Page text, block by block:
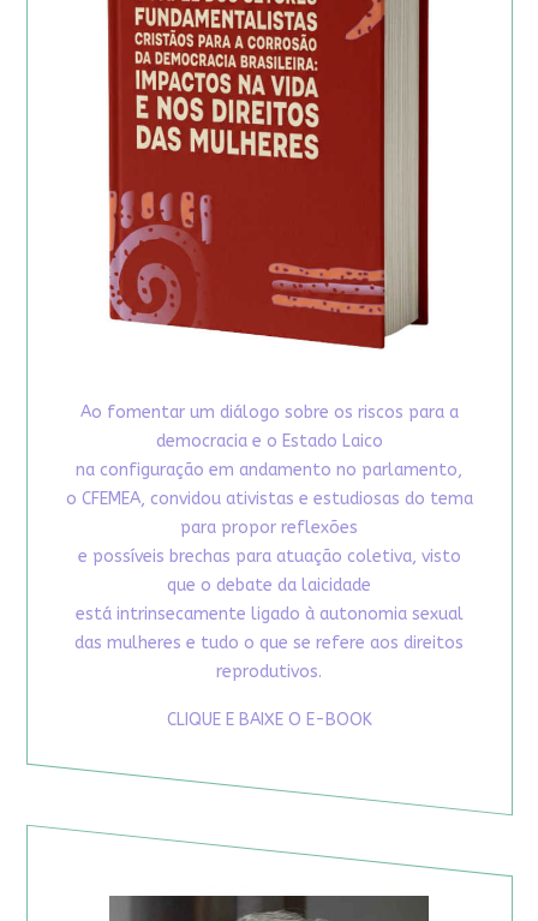
Ao fomentar um diálogo sobre os riscos para a
democracia e o Estado Laico
na configuração em andamento no parlamento,
o CFEMEA, convidou ativistas e estudiosas do tema
para propor reflexões
e possíveis brechas para atuação coletiva, visto
que o debate da laicidade
está intrinsecamente ligado à autonomia sexual
das mulheres e tudo o que se refere aos direitos
reprodutivos.
CLIQUE E BAIXE O E-BOOK